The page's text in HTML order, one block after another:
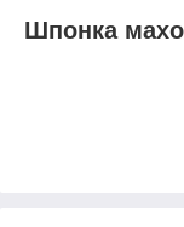
Шпонка